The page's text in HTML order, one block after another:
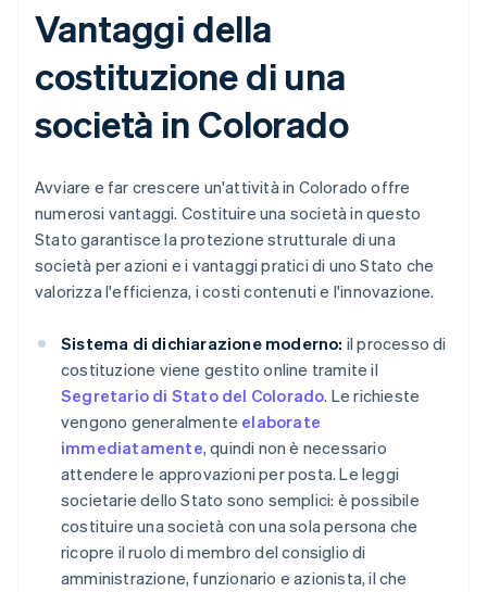
Vantaggi della
costituzione di una
società in Colorado
Avviare e far crescere un'attività in Colorado offre
numerosi vantaggi. Costituire una società in questo
Stato garantisce la protezione strutturale di una
società per azioni e i vantaggi pratici di uno Stato che
valorizza l'efficienza, i costi contenuti e l'innovazione.
Sistema di dichiarazione moderno: il processo di
costituzione viene gestito online tramite il
Segretario di Stato del Colorado. Le richieste
vengono generalmente elaborate
immediatamente, quindi non è necessario
attendere le approvazioni per posta. Le leggi
societarie dello Stato sono semplici: è possibile
costituire una società con una sola persona che
ricopre il ruolo di membro del consiglio di
amministrazione, funzionario e azionista, il che